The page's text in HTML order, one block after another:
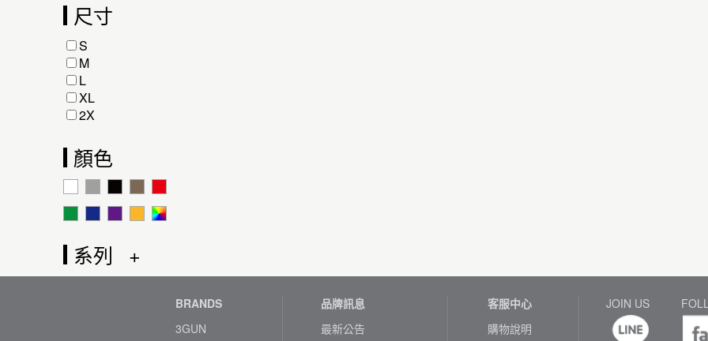
尺寸
S
M
L
XL
2X
顏色
系列
BRANDS
3GUN
品牌訊息
最新公告
客服中心
購物說明
JOIN US